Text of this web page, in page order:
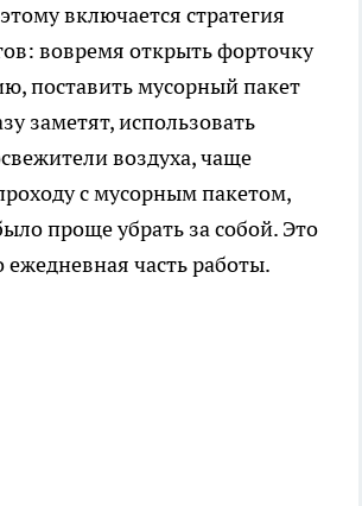
включается стратегия
вовремя открыть форточку
поставить мусорный пакет
заметят, использовать
воздуха, чаще
с мусорным пакетом,
проще убрать за собой. Это
ежедневная часть работы.